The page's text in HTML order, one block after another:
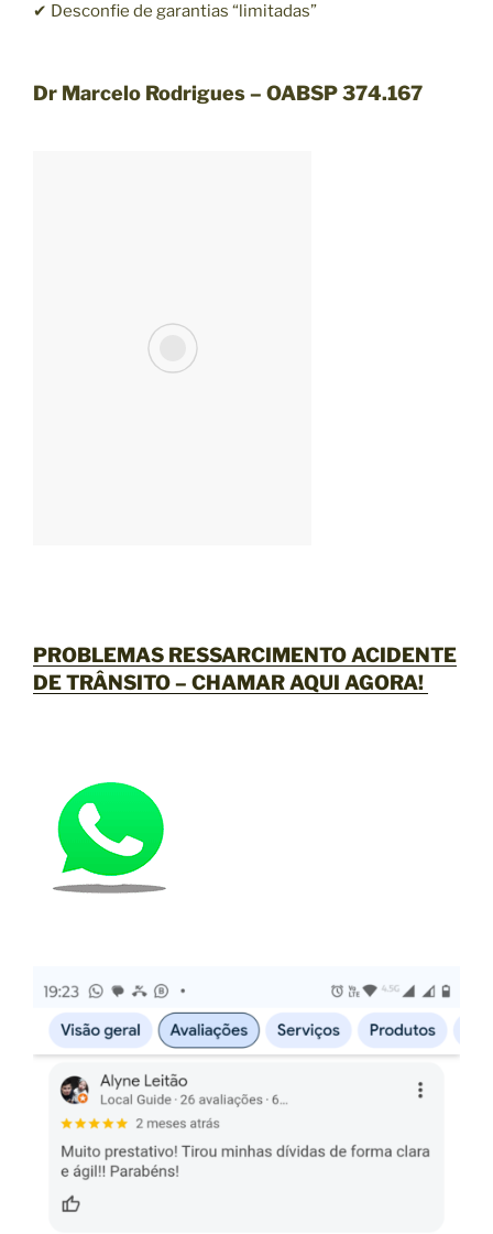
✔ Desconfie de garantias “limitadas”
Dr Marcelo Rodrigues – OABSP 374.167
PROBLEMAS RESSARCIMENTO ACIDENTE
DE TRÂNSITO – CHAMAR AQUI AGORA!